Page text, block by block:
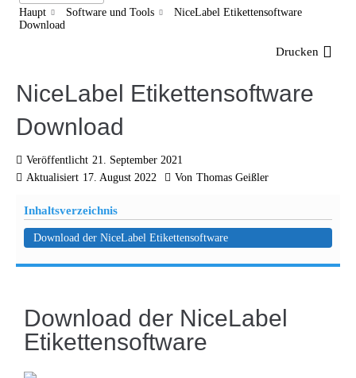
Haupt
Software und Tools
NiceLabel Etikettensoftware
Download
Drucken
NiceLabel Etikettensoftware
Download
Veröffentlicht 21. September 2021
Aktualisiert 17. August 2022 Von Thomas Geißler
Inhaltsverzeichnis
Download der NiceLabel Etikettensoftware
Download der NiceLabel
Etikettensoftware